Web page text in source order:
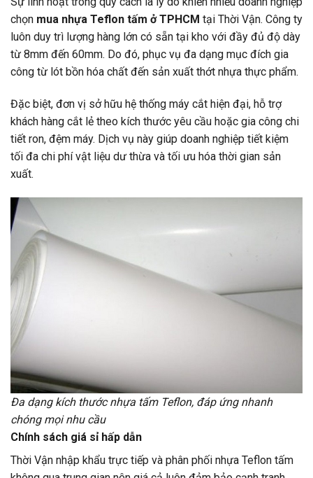
chọn mua nhựa Teflon tấm ở TPHCM tại Thời Vận. Công ty
luôn duy trì lượng hàng lớn có sẵn tại kho với đầy đủ độ dày
từ 8mm đến 60mm. Do đó, phục vụ đa dạng mục đích gia
công từ lót bồn hóa chất đến sản xuất thớt nhựa thực phẩm.
Đặc biệt, đơn vị sở hữu hệ thống máy cắt hiện đại, hỗ trợ
khách hàng cắt lẻ theo kích thước yêu cầu hoặc gia công chi
tiết ron, đệm máy. Dịch vụ này giúp doanh nghiệp tiết kiệm
tối đa chi phí vật liệu dư thừa và tối ưu hóa thời gian sản
xuất.
Đa dạng kích thước nhựa tấm Teflon, đáp ứng nhanh
chóng mọi nhu cầu
Chính sách giá sỉ hấp dẫn
Thời Vận nhập khẩu trực tiếp và phân phối nhựa Teflon tấm